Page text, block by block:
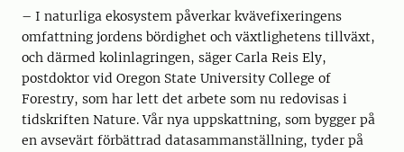
– I naturliga ekosystem påverkar kvävefixeringens
omfattning jordens bördighet och växtlighetens tillväxt,
och därmed kolinlagringen, säger Carla Reis Ely,
postdoktor vid Oregon State University College of
Forestry, som har lett det arbete som nu redovisas i
tidskriften Nature. Vår nya uppskattning, som bygger på
en avsevärt förbättrad datasammanställning, tyder på